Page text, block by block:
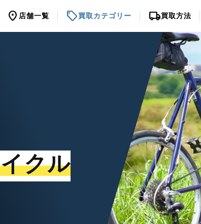
location_on 店舗一覧 sell買取カテゴリー local_shipping買取方法
クル